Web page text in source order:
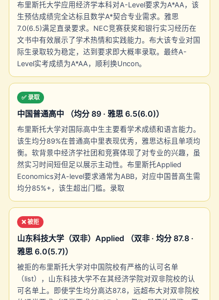
布里斯托大学应用经济学本科对A-Level要求为A*AA，该
生预估成绩完全达标且数学A*契合专业需求。雅思
7.0(6.5)满足直录要求。NEC竞赛获奖和银行实习经历在
文书中有效展示了学术热情和实践能力。布大该专业对国
际生录取较为稳定，达到要求即大概率录取。最终A-
Level实考成绩为A*AA，顺利换Uncon。
✅ 录取
中国普通高中 （均分 89 · 雅思 6.5(6.0)）
布里斯托大学对国际高中生主要看学术成绩和语言能力。
该生均分89%在普通高中里表现优秀，雅思达标且单项均
衡。软背景中经济学社团和竞赛体现了对专业的兴趣，虽
然实习时间短但足以展示主动性。布里斯托Applied
Economics对A-level要求通常为ABB，对应中国普高生需
均分85%+，该生超出门槛。录取
❌ 被拒
山东科技大学（双非）Applied （双非 · 均分 87.8 ·
雅思 6.0(5.7)）
被拒的布里斯托大学对中国院校有严格的认可名单
（list），山东科技大学不在其经济学院对双非院校的认
可名单上。即使学生均分高达87.8，远超布大对双非院校